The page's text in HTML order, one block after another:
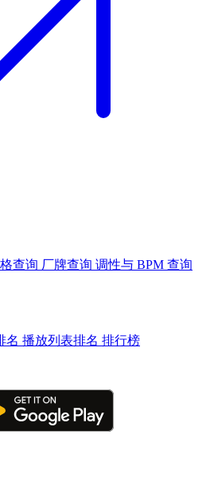
查询 厂牌查询 调性与 BPM 查询
名 播放列表排名 排行榜